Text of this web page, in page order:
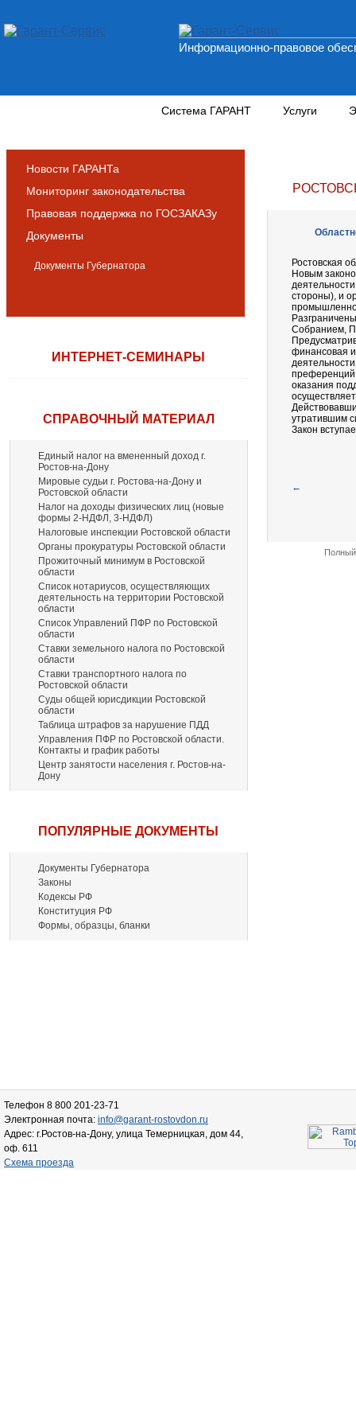
Информационно-правовое
Система ГАРАНТ Услуги
Новости ГАРАНТа
Мониторинг законодательства
Правовая поддержка по ГОСЗАКАЗу
Документы
Документы Губернатора
ИНТЕРНЕТ-СЕМИНАРЫ
СПРАВОЧНЫЙ МАТЕРИАЛ
Единый налог на вмененный доход г.
Ростов-на-Дону
Мировые судьи г. Ростова-на-Дону и
Ростовской области
Налог на доходы физических лиц (новые
формы 2-НДФЛ, 3-НДФЛ)
Налоговые инспекции Ростовской области
Органы прокуратуры Ростовской области
Прожиточный минимум в Ростовской
области
Список нотариусов, осуществляющих
деятельность на территории Ростовской
области
Список Управлений ПФР по Ростовской
области
Ставки земельного налога по Ростовской
области
Ставки транспортного налога по
Ростовской области
Суды общей юрисдикции Ростовской
области
Таблица штрафов за нарушение ПДД
Управления ПФР по Ростовской области.
Контакты и график работы
Центр занятости населения г. Ростов-на-
Дону
ПОПУЛЯРНЫЕ ДОКУМЕНТЫ
Документы Губернатора
Законы
Кодексы РФ
Конституция РФ
Формы, образцы, бланки
Ростовская
Новым
стороны), и
Собранием,
финансовая
оказания
утратившим
Закон
←
Телефон 8 800 201-23-71
Электронная почта: info@garant-rostovdon.ru
Адрес: г.Ростов-на-Дону, улица Темерницкая, дом 44,
оф. 611
Схема проезда